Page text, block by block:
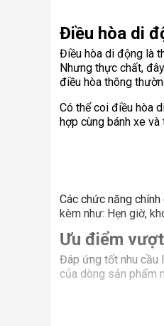
Điều hòa di
Điều hòa di động là
Nhưng thực chất,
điều hòa thông
Có thể coi điều hòa
hợp cùng bánh xe
Các chức năng
kèm như: Hẹn giờ,
Ưu điểm
Đáp ứng tốt nhu cầu
của dòng sản phẩm